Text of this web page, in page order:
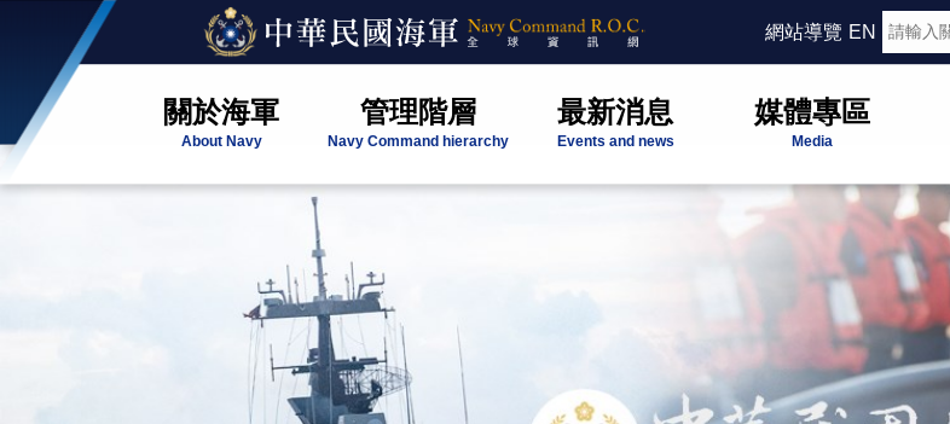
網站導覽 EN
關於海軍
About Navy
管理階層
Navy Command hierarchy
最新消息
Events and news
媒體專區
Media